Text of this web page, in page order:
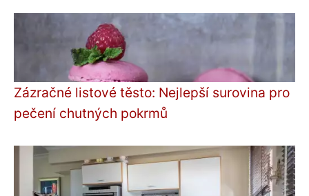
Zázračné listové těsto: Nejlepší surovina pro
pečení chutných pokrmů